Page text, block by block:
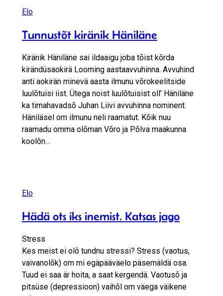
Elo
Tunnustõt kiränik Häniläne
Kiränik Häniläne sai ildaaigu joba tõist kõrda
kirändüsaokirä Looming aastaavvuhinna. Avvuhind
anti aokirän minevä aasta ilmunu võrokeelitside
luulõtuisi iist. Ütega noist luulõtuisist oll’ Häniläne
ka timahavadsõ Juhan Liivi avvuhinna nominent.
Häniläsel om ilmunu neli raamatut. Kõik nuu
raamadu omma olõman Võro ja Põlva maakunna
koolõn…
Elo
Hädä ots iks inemist. Katsas jago
Stress
Kes meist ei olõ tundnu stressi? Stress (vaotus,
vaivanolõk) om mi egäpääväelo päsemäldä osa.
Tuud ei saa är hoita, a saat kergendä. Vaotusõ ja
pitsüse (depressioon) vaihõl om väega väikene